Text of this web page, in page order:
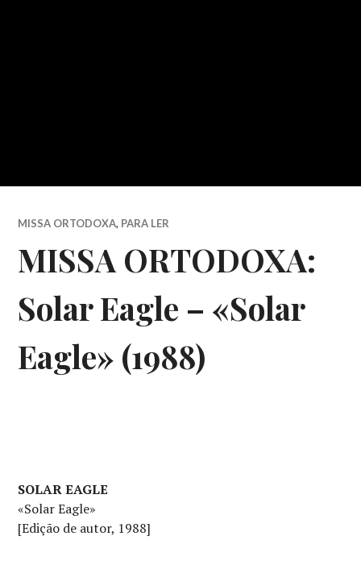
MISSA ORTODOXA, PARA LER
MISSA ORTODOXA:
Solar Eagle – «Solar
Eagle» (1988)
SOLAR EAGLE
«Solar Eagle»
[Edição de autor, 1988]